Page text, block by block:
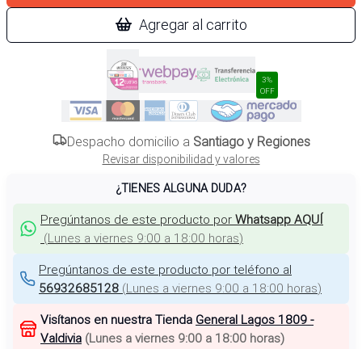
Agregar al carrito
3%
OFF
Despacho domicilio a Santiago y Regiones
Revisar disponibilidad y valores
¿TIENES ALGUNA DUDA?
Pregúntanos de este producto por Whatsapp AQUÍ
(Lunes a viernes 9:00 a 18:00 horas)
Pregúntanos de este producto por teléfono al
56932685128 (Lunes a viernes 9:00 a 18:00 horas)
Visítanos en nuestra Tienda General Lagos 1809 -
Valdivia (Lunes a viernes 9:00 a 18:00 horas)